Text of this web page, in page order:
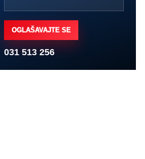
OGLAŠAVAJTE SE
031 513 256